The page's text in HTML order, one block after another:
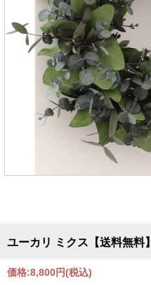
ユーカリ ミクス【送料無料】
価格:8,800円(税込)